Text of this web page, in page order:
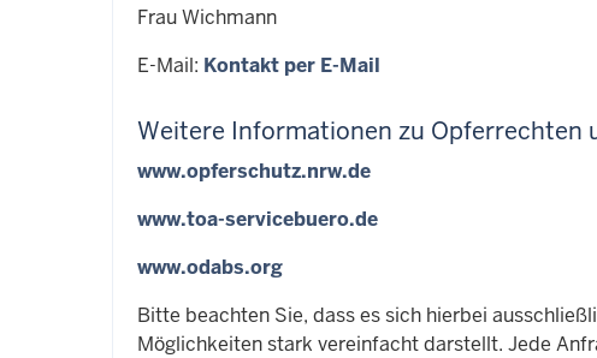
Frau Wichmann
E-Mail: Kontakt per E-Mail
Weitere Informationen zu Opferrechten
www.opferschutz.nrw.de
www.toa-servicebuero.de
www.odabs.org
Bitte beachten Sie, dass es sich hierbei
Möglichkeiten stark vereinfacht darstellt. Jede